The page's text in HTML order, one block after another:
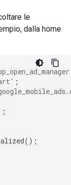
le
dalla home
;
;
();